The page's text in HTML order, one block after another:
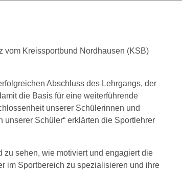
vom Kreissportbund Nordhausen (KSB)
Abschluss des Lehrgangs, der
die Basis für eine weiterführende
unserer Schülerinnen und
Schüler“ erklärten die Sportlehrer
sehen, wie motiviert und engagiert die
im Sportbereich zu spezialisieren und ihre